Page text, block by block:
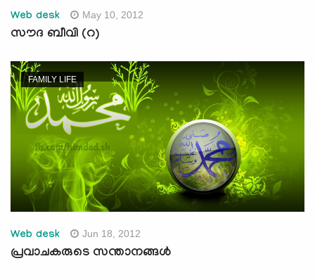
Web desk May 10, 2012
സൗദ ബീവി (റ)
FAMILY LIFE
Web desk Jun 18, 2012
പ്രവാചകരുടെ സന്താനങ്ങള്‍